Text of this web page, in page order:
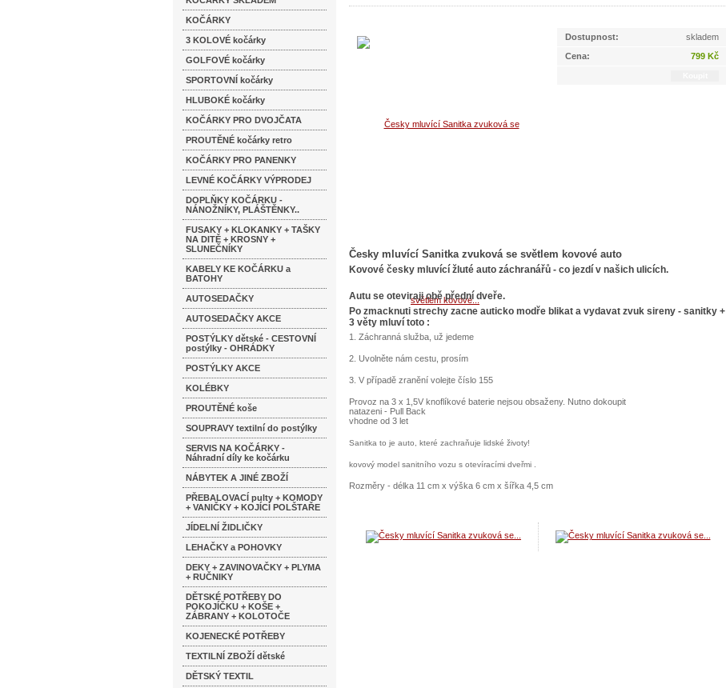
KOČÁRKY
3 KOLOVÉ kočárky
GOLFOVÉ kočárky
SPORTOVNÍ kočárky
HLUBOKÉ kočárky
KOČÁRKY PRO DVOJČATA
PROUTĚNÉ kočárky retro
KOČÁRKY PRO PANENKY
LEVNÉ KOČÁRKY VÝPRODEJ
DOPLŇKY KOČÁRKU -
NÁNOŽNÍKY, PLÁŠTĚNKY..
FUSAKY + KLOKANKY + TAŠKY
NA DITĚ + KROSNY +
SLUNEČNÍKY
KABELY KE KOČÁRKU a
BATOHY
AUTOSEDAČKY
AUTOSEDAČKY AKCE
POSTÝLKY dětské - CESTOVNÍ
postýlky - OHRÁDKY
POSTÝLKY AKCE
KOLÉBKY
PROUTĚNÉ koše
SOUPRAVY textilní do postýlky
SERVIS NA KOČÁRKY -
Náhradní díly ke kočárku
NÁBYTEK A JINÉ ZBOŽÍ
PŘEBALOVACÍ pulty + KOMODY
+ VANIČKY + KOJÍCÍ POLŠTAŘE
JÍDELNÍ ŽIDLIČKY
LEHAČKY a POHOVKY
DEKY + ZAVINOVAČKY + PLYMA
+ RUČNIKY
DĚTSKÉ POTŘEBY DO
POKOJÍČKU + KOŠE +
ZÁBRANY + KOLOTOČE
KOJENECKÉ POTŘEBY
TEXTILNÍ ZBOŽÍ dětské
DĚTSKÝ TEXTIL
Dostupnost:
skladem
Cena:
799 Kč
Česky mluvící Sanitka zvuková se světlem kovové auto
Kovové česky mluvící žluté auto záchranářů - co jezdí v našich ulicích.
Autu se oteviraji obě přední dveře.
Po zmacknuti strechy zacne auticko modře blikat a vydavat zvuk sireny - sanitky +
3 věty mluví toto :
1. Záchranná služba, už jedeme
2. Uvolněte nám cestu, prosím
3. V případě zranění volejte číslo 155
Provoz na 3 x 1,5V knoflíkové baterie nejsou obsaženy. Nutno dokoupit
natazeni - Pull Back
vhodne od 3 let
Sanitka to je auto, které zachraňuje lidské životy!
kovový model sanitního vozu s otevíracími dveřmi .
Rozměry - délka 11 cm x výška 6 cm x šířka 4,5 cm